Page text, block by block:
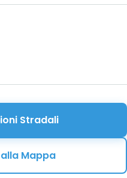
Stradali
Mappa